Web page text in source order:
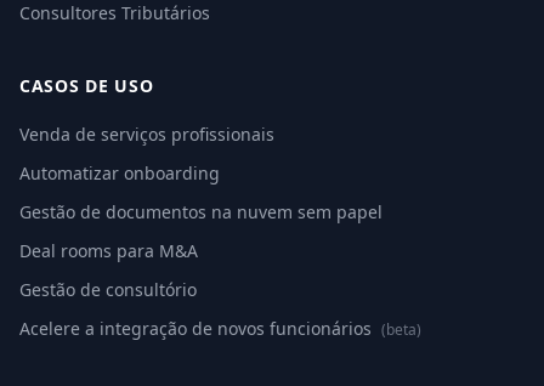
Consultores Tributários
CASOS DE USO
Venda de serviços profissionais
Automatizar onboarding
Gestão de documentos na nuvem sem papel
Deal rooms para M&A
Gestão de consultório
Acelere a integração de novos funcionários (beta)